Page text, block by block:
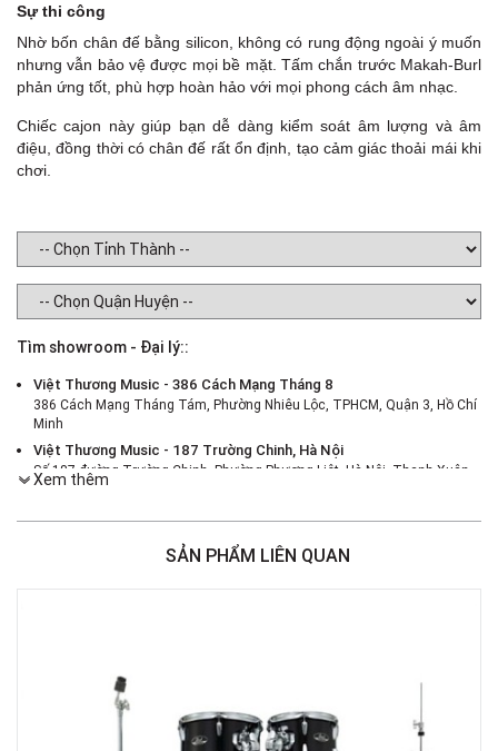
Sự thi công
Nhờ bốn chân đế bằng silicon, không có rung động ngoài ý muốn
nhưng vẫn bảo vệ được mọi bề mặt. Tấm chắn trước Makah-Burl
phản ứng tốt, phù hợp hoàn hảo với mọi phong cách âm nhạc.
Chiếc cajon này giúp bạn dễ dàng kiểm soát âm lượng và âm
điệu, đồng thời có chân đế rất ổn định, tạo cảm giác thoải mái khi
chơi.
Tìm showroom - Đại lý::
Việt Thương Music - 386 Cách Mạng Tháng 8
386 Cách Mạng Tháng Tám, Phường Nhiêu Lộc, TPHCM, Quận 3, Hồ Chí
Minh
Việt Thương Music - 187 Trường Chinh, Hà Nội
Số 187 đường Trường Chinh, Phường Phương Liệt, Hà Nội, Thanh Xuân ,
Hà Nội
Việt Thương Music - Crescent Mall
Việt Thương Music - 369 Điện Biên Phủ
369 Điện Biên Phủ, Phường Bàn Cờ, TPHCM, Quận 3, Hồ Chí Minh
Việt Thương Music - 102Q An Dương Vương
102Q Đường An Dương Vương, Phường An Đông, TPHCM, Quận 5, Hồ Chí
Xem thêm
SẢN PHẨM LIÊN QUAN